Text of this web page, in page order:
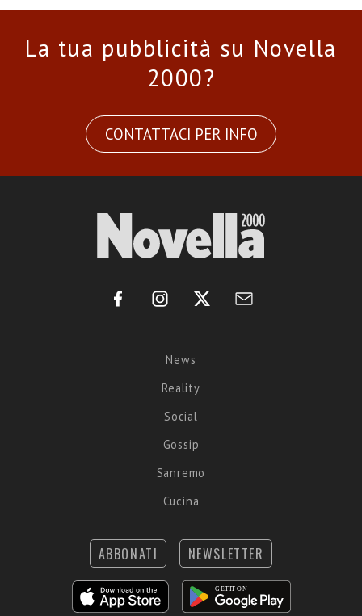
La tua pubblicità su Novella
2000?
CONTATTACI PER INFO
News
Reality
Social
Gossip
Sanremo
Cucina
ABBONATI NEWSLETTER